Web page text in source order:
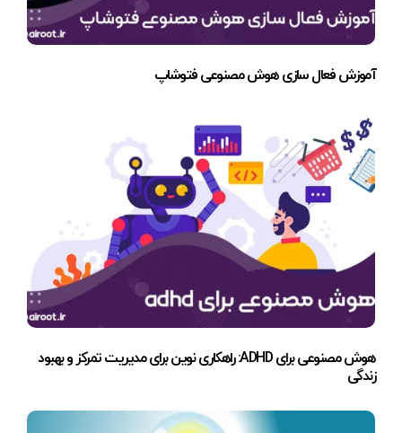
آموزش فعال سازی هوش مصنوعی فتوشاپ
هوش مصنوعی برای ADHD: راهکاری نوین برای مدیریت تمرکز و بهبود
زندگی